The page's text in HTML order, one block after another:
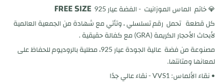
💎 خاتم الماس الموزانيت - الفضة عيار 925 FREE SIZE
كل قطعة تحمل رقم تسلسلي ، وتأتي مع شهادة من الجمعية العالمية
لأبحاث الأحجار الكريمة (GRA) مع كفالة حقيقية .
مصنوعة من فضة عالية الجودة عيار 925، مطلية بالروديوم للحفاظ على
لمعانها ومتانتها.
• نقاء الألماس: VVS1 - نقاء عالي جدًا